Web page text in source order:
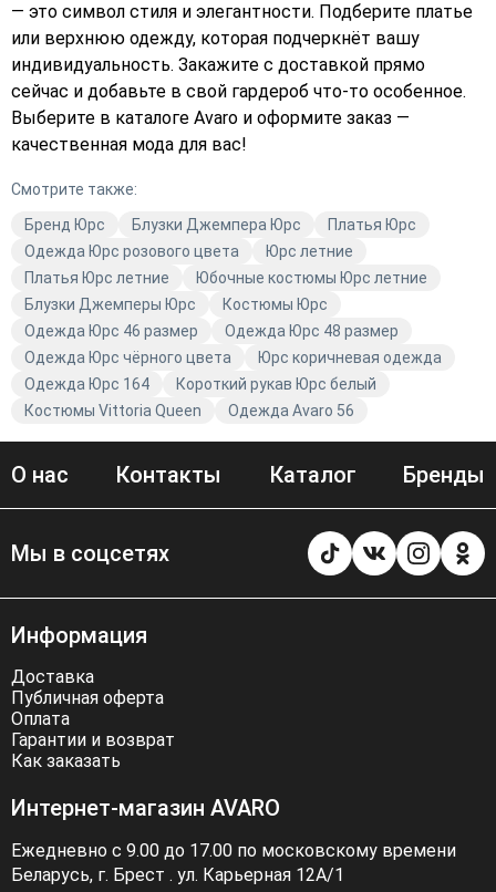
— это символ стиля и элегантности. Подберите платье
или верхнюю одежду, которая подчеркнёт вашу
индивидуальность. Закажите с доставкой прямо
сейчас и добавьте в свой гардероб что-то особенное.
Выберите в каталоге Avaro и оформите заказ —
качественная мода для вас!
Смотрите также:
Бренд Юрс
Блузки Джемпера Юрс
Платья Юрс
Одежда Юрс розового цвета
Юрс летние
Платья Юрс летние
Юбочные костюмы Юрс летние
Блузки Джемперы Юрс
Костюмы Юрс
Одежда Юрс 46 размер
Одежда Юрс 48 размер
Одежда Юрс чёрного цвета
Юрс коричневая одежда
Одежда Юрс 164
Короткий рукав Юрс белый
Костюмы Vittoria Queen
Одежда Avaro 56
О нас Контакты Каталог Бренды
Мы в соцсетях
Информация
Доставка
Публичная оферта
Оплата
Гарантии и возврат
Как заказать
Интернет-магазин AVARO
Ежедневно с 9.00 до 17.00 по московскому времени
Беларусь, г. Брест . ул. Карьерная 12А/1